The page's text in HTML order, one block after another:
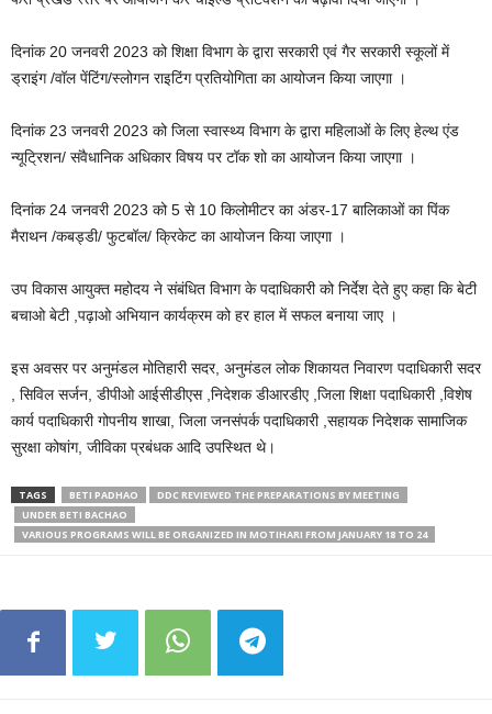
दिनांक 20 जनवरी 2023 को शिक्षा विभाग के द्वारा सरकारी एवं गैर सरकारी स्कूलों में
ड्राइंग /वॉल पेंटिंग/स्लोगन राइटिंग प्रतियोगिता का आयोजन किया जाएगा ।
दिनांक 23 जनवरी 2023 को जिला स्वास्थ्य विभाग के द्वारा महिलाओं के लिए हेल्थ एंड
न्यूट्रिशन/ संवैधानिक अधिकार विषय पर टॉक शो का आयोजन किया जाएगा ।
दिनांक 24 जनवरी 2023 को 5 से 10 किलोमीटर का अंडर-17 बालिकाओं का पिंक
मैराथन /कबड्डी/ फुटबॉल/ क्रिकेट का आयोजन किया जाएगा ।
उप विकास आयुक्त महोदय ने संबंधित विभाग के पदाधिकारी को निर्देश देते हुए कहा कि बेटी
बचाओ बेटी ,पढ़ाओ अभियान कार्यक्रम को हर हाल में सफल बनाया जाए ।
इस अवसर पर अनुमंडल मोतिहारी सदर, अनुमंडल लोक शिकायत निवारण पदाधिकारी सदर
, सिविल सर्जन, डीपीओ आईसीडीएस ,निदेशक डीआरडीए ,जिला शिक्षा पदाधिकारी ,विशेष
कार्य पदाधिकारी गोपनीय शाखा, जिला जनसंपर्क पदाधिकारी ,सहायक निदेशक सामाजिक
सुरक्षा कोषांग, जीविका प्रबंधक आदि उपस्थित थे।
TAGS BETI PADHAO
DDC REVIEWED THE PREPARATIONS BY MEETING
UNDER BETI BACHAO
VARIOUS PROGRAMS WILL BE ORGANIZED IN MOTIHARI FROM JANUARY 18 TO 24